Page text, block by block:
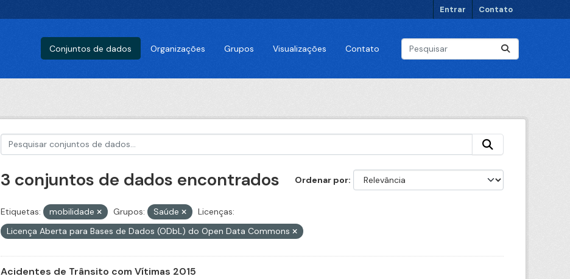
Entrar Contato
Conjuntos de dados Organizações Grupos Visualizações Contato
Ordenar por
3 conjuntos de dados encontrados
Etiquetas: mobilidade Grupos: Saúde
Licenças:
Licença Aberta para Bases de Dados (ODbL) do Open Data Commons
Acidentes de Trânsito com Vítimas 2015